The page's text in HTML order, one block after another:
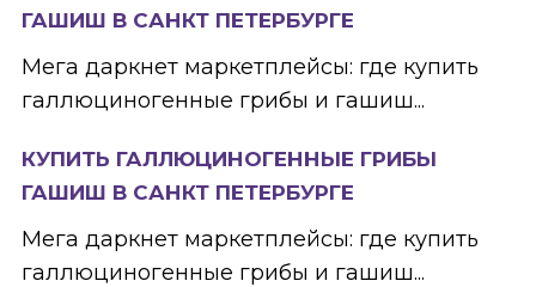
ГАШИШ В САНКТ ПЕТЕРБУРГЕ
Мега даркнет маркетплейсы: где купить
галлюциногенные грибы и гашиш...
КУПИТЬ ГАЛЛЮЦИНОГЕННЫЕ ГРИБЫ
ГАШИШ В САНКТ ПЕТЕРБУРГЕ
Мега даркнет маркетплейсы: где купить
галлюциногенные грибы и гашиш...